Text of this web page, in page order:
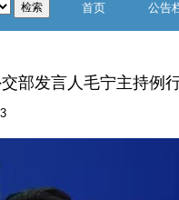
首页 公告
部发言人毛宁主持例